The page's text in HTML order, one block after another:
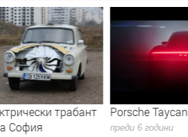
трабант
София
Porsche Taycan
преди 6 години